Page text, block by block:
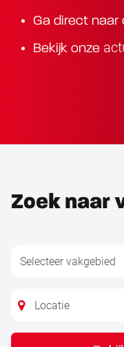
Ga direct naar
Bekijk onze
Zoek naar